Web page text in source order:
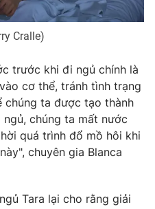
video
Bất động sản
lòng Việt
Cralle)
trước khi đi ngủ chính là
cơ thể, tránh tình trạng
chúng ta được tạo thành
chúng ta mất nước
quá trình đổ mồ hôi khi
chuyên gia Blanca
Tara lại cho rằng giải